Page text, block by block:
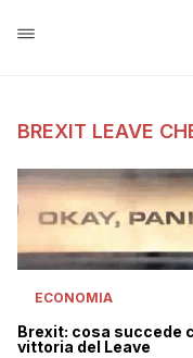
BREXIT LEAVE
ECONOMIA
Brexit: cosa succede
vittoria del Leave